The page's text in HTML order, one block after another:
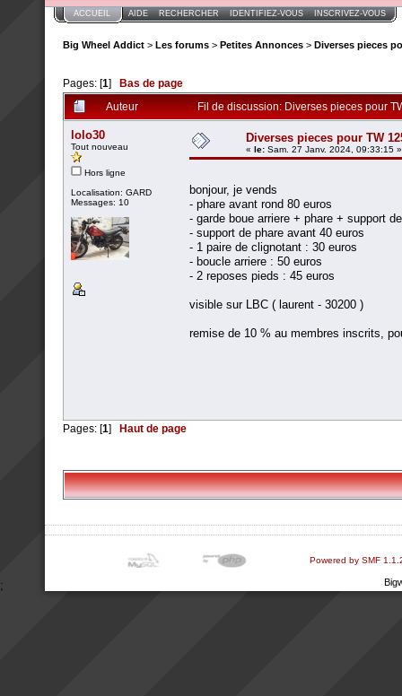
ACCUEIL AIDE RECHERCHER IDENTIFIEZ-VOUS INSCRIVEZ-VOUS
Big Wheel Addict > Les forums > Petites Annonces > Diverses pieces
Pages: [1] Bas de page
Auteur
Fil de discussion: Diverses pieces pour
lolo30
Tout nouveau
Hors ligne
Localisation: GARD
Messages: 10
Diverses pieces pour TW
« le: Sam. 27 Janv. 2024, 09:33:15 »
bonjour, je vends
- phare avant rond 80 euros
- garde boue arriere + phare + support
- support de phare avant 40 euros
- 1 paire de clignotant : 30 euros
- boucle arriere : 50 euros
- 2 reposes pieds : 45 euros
visible sur LBC ( laurent - 30200 )
remise de 10 % au membres inscrits,
Pages: [1] Haut de page
Powered by SMF
;